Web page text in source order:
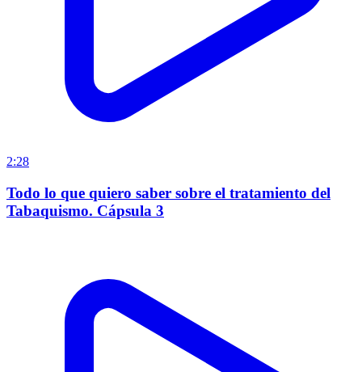
2:28
Todo lo que quiero saber sobre el tratamiento del
Tabaquismo. Cápsula 3